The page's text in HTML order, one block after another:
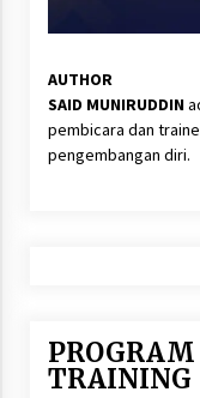
AUTHOR
SAID MUNIRUDDIN
pembicara dan
pengembangan diri.
TRAINING